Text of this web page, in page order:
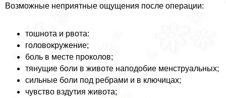
Возможные неприятные ощущения после операции:
тошнота и рвота:
головокружение;
боль в месте проколов;
тянущие боли в животе наподобие мeнcтpуальных;
сильные боли под ребрами и в ключицах;
чувство вздутия живота;